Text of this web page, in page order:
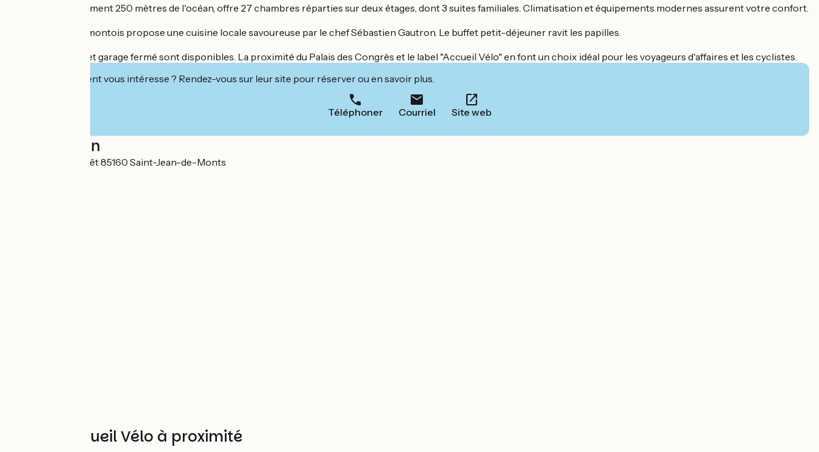
L'Espadon, à seulement 250 mètres de l'océan, offre 27 chambres réparties sur deux étages, dont 3 suites familiales. Climatisation et équipements modernes assurent votre confort.
Cet hôtel familial montois propose une cuisine locale savoureuse par le chef Sébastien Gautron. Le buffet petit-déjeuner ravit les papilles.
Parking sécurisé et garage fermé sont disponibles. La proximité du Palais des Congrès et le label "Accueil Vélo" en font un choix idéal pour les voyageurs d'affaires et les cyclistes.
Cet établissement vous intéresse ? Rendez-vous sur leur site pour réserver ou en savoir plus.
Téléphoner Courriel Site web
Localisation
8 avenue de la Forêt 85160 Saint-Jean-de-Monts
Autres Accueil Vélo à proximité